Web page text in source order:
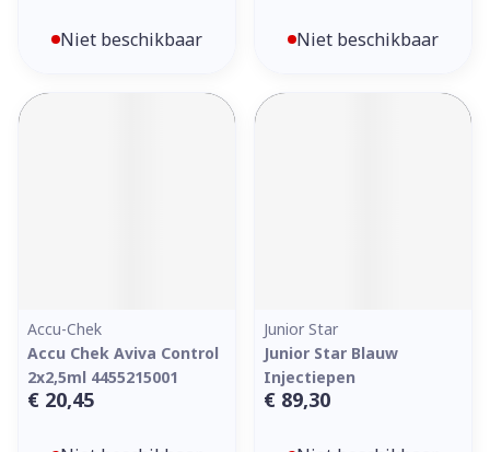
Niet beschikbaar Niet beschikbaar
Accu-Chek
Accu Chek Aviva Control
2x2,5ml 4455215001
€ 20,45
Junior Star
Junior Star Blauw
Injectiepen
€ 89,30